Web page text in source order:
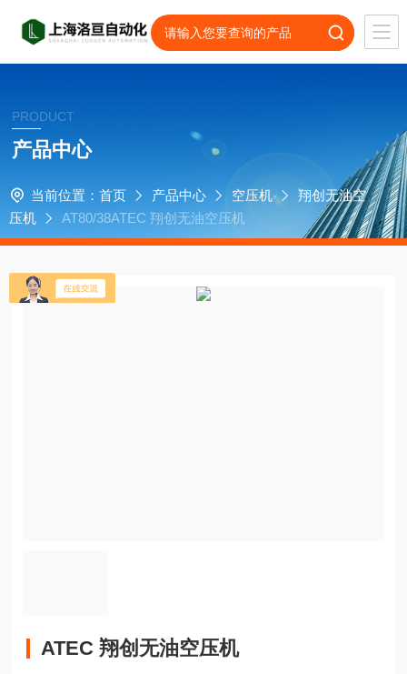
PRODUCT
产品中心
当前位置： 首页 产品中心 空压机
翔创无油空
压机
AT80/38ATEC 翔创无油空压机
ATEC 翔创无油空压机